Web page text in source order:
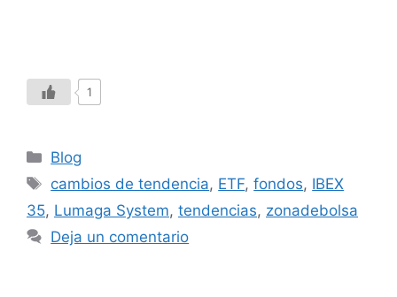
1
Blog
cambios de tendencia, ETF,fondos, IBEX
35, Lumaga System, tendencias, zonadebolsa
Deja un comentario